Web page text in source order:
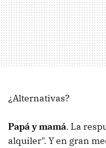
¿Alternativas?
Papá y mamá. La
alquiler". Y en gran